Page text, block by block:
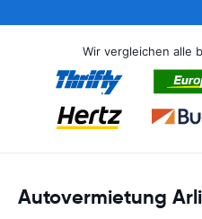
Wir vergleichen alle
Autovermietung